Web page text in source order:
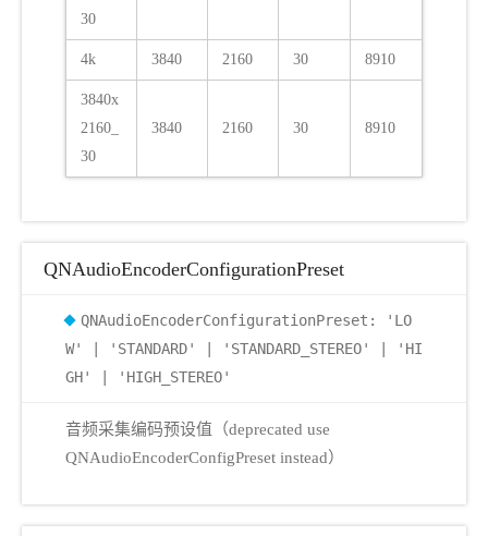
30
4k 3840 2160 30 8910
3840x
2160_
30
3840 2160 30 8910
QNAudioEncoderConfigurationPreset
QNAudioEncoderConfigurationPreset: 'LO
W' | 'STANDARD' | 'STANDARD_STEREO' | 'HI
GH' | 'HIGH_STEREO'
音频采集编码预设值（deprecated use
QNAudioEncoderConfigPreset instead）